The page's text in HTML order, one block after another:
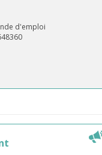
d'emploi